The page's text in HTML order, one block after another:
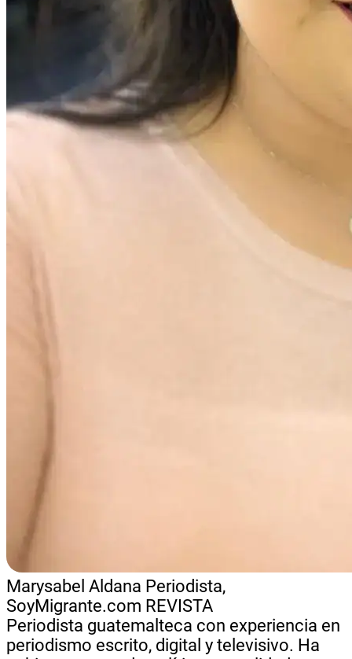
Marysabel Aldana Periodista,
SoyMigrante.com REVISTA
Periodista guatemalteca con experiencia en
periodismo escrito, digital y televisivo. Ha